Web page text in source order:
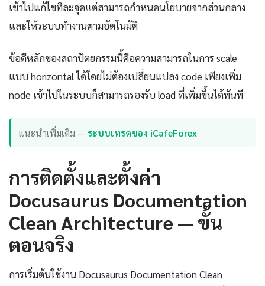
เข้าไปแก้ไขทีละจุดแต่สามารถกำหนดนโยบายจากส่วนกลาง
และให้ระบบทำงานตามอัตโนมัติ
ข้อดีหลักของสถาปัตยกรรมนี้คือความสามารถในการ scale
แบบ horizontal ได้โดยไม่ต้องเปลี่ยนแปลง code เพียงเพิ่ม
node เข้าไปในระบบก็สามารถรองรับ load ที่เพิ่มขึ้นได้ทันที
แนะนำเพิ่มเติม —ระบบเทรดของ iCafeForex
การติดตั้งและตั้งค่า
Docusaurus Documentation
Clean Architecture — ขั้น
ตอนจริง
การเริ่มต้นใช้งาน Docusaurus Documentation Clean